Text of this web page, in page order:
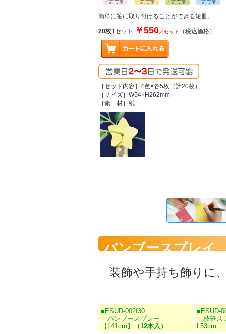
簡単に笹に取り付けることができる短冊。
20枚1セット ￥550／セット （税込価格）
［セット内容］4色×各5枚（計20枚）
［サイズ］W54×H262mm
［素 材］紙
バンブースプレイ
装飾や手持ち飾りに
■ESUD-002f30
バンブースプレー
【L41cm】
（12本入）
■ESUD-
枝笹ス
L53cm